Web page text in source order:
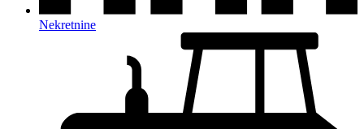
Nekretnine